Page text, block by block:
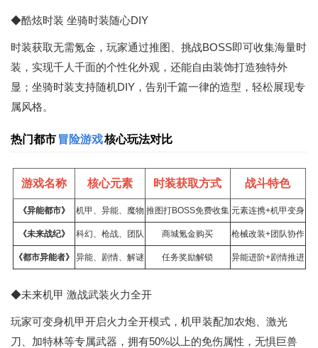
◆酷炫时装 坐骑时装随心DIY
时装获取无需氪金，玩家通过推图、挑战BOSS即可收集海量时
装，实现千人千面的个性化外观，还能自由装饰打造独特外
显；坐骑时装支持随机DIY，告别千篇一律的造型，轻松展现专
属风格。
热门都市 冒险游戏核心玩法对比
游戏名称 核心元素 时装获取方式 战斗特色
《异能都市》 机甲、异能、魔物 推图打BOSS免费收集 元素连携+机甲变身
《未来战纪》 科幻、枪战、团队 商城氪金购买 枪械改装+团队协作
《都市异能者》 异能、剧情、解谜 任务奖励解锁 异能进阶+剧情推进
◆未来机甲 激战武装火力全开
玩家可变身机甲开启火力全开模式，机甲装配加农炮、激光
刀、加特林等专属武器，拥有50%以上的免伤属性，无惧巨兽